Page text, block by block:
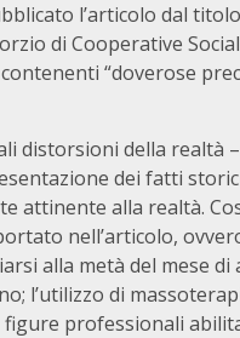
l’articolo dal titolo
di Cooperative
“doverose
distorsioni della realtà
dei fatti
attinente alla realtà.
nell’articolo,
alla metà del mese di
l’utilizzo di
figure professionali